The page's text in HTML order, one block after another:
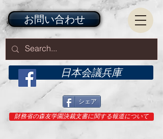
日本会議兵庫
シェア
お問い合わせ
財務省の森友学園決裁文書に関する報道について